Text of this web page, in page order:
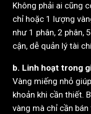
Không phải ai cũng
chỉ hoặc 1 lượng
như 1 phân, 2 phân,
cận, dễ quản lý tài
b. Linh hoạt trong
Vàng miếng nhỏ
khoản khi cần thiết.
vàng mà chỉ cần